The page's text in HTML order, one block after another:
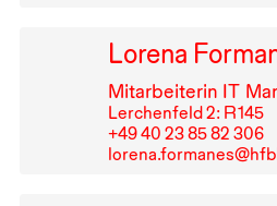
Lorena
Mitarbeiterin IT
Lerchenfeld 2: R⁠ ⁠145
+49⁠ ⁠40⁠ ⁠23⁠ ⁠85⁠ ⁠82⁠ ⁠306